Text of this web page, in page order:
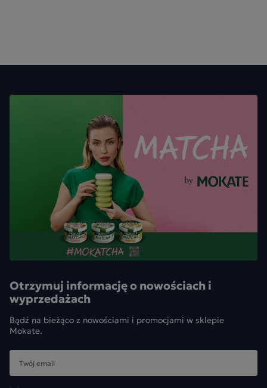
Otrzymuj informację o nowościach i
wyprzedażach
Bądź na bieżąco z nowościami i promocjami w sklepie
Mokate.